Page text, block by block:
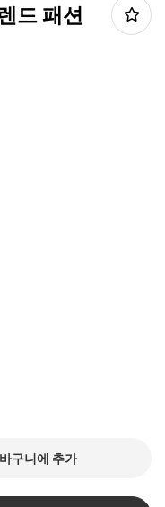
드 패션
구니에 추가